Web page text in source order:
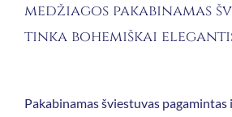
medžiagos pakabinamas
tinka bohemiškai
Pakabinamas šviestuvas pagamintas